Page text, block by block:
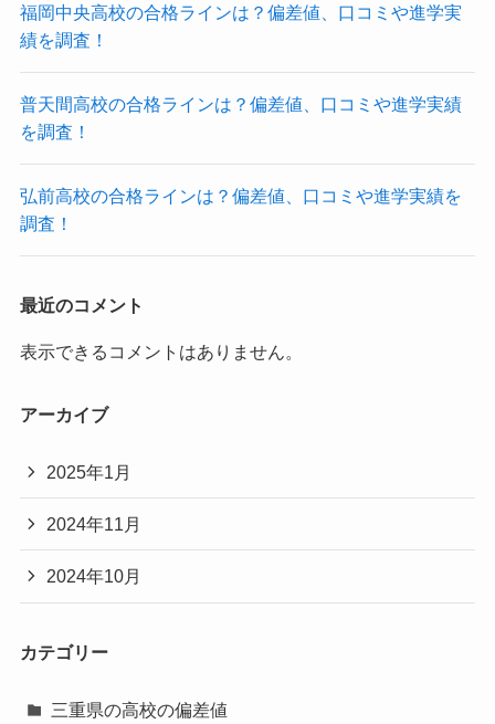
福岡中央高校の合格ラインは？偏差値、口コミや進学実
績を調査！
普天間高校の合格ラインは？偏差値、口コミや進学実績
を調査！
弘前高校の合格ラインは？偏差値、口コミや進学実績を
調査！
最近のコメント
表示できるコメントはありません。
アーカイブ
2025年1月
2024年11月
2024年10月
カテゴリー
三重県の高校の偏差値